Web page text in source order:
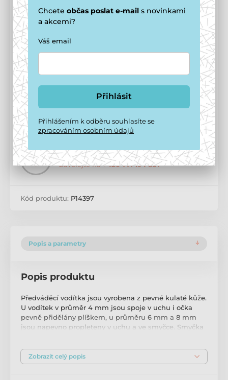
od 547 Kč
509 Kč
🔓 Jak se stát členem smečky
Doprava zdarmaod1 499 Kč
Možnosti doručení ›
Potřebujete poradit? offline
Zavolejte na+420 771 194 837
Kód produktu: P14397
Popis a parametry
Popis produktu
Předváděcí vodítka jsou vyrobena z pevné kulaté kůže.
U vodítek v průměr 4 mm jsou spoje v uchu i očka
pevně přidělány plíškem, u průměru 6 mm a 8 mm
jsou napevno propleteny v uchu a ve smyčce. Smyčka
obvod smyčky, dle potřeb a obvodu krku pejska.
Vodítka jsou vhodná pro střední a velká plemena. O
Zobrazit celý popis
Chcete občas poslat e-mail s novinkami
a akcemi?
Váš email
Přihlásit
Přihlášením k odběru souhlasíte se
zpracováním osobním údajů